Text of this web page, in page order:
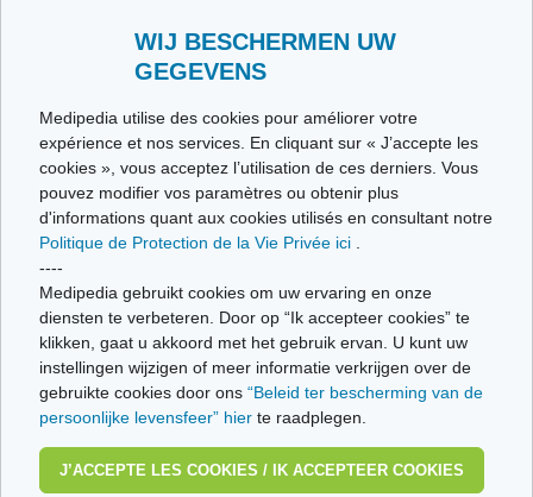
WIJ BESCHERMEN UW
GEGEVENS
Medipedia utilise des cookies pour améliorer votre
expérience et nos services. En cliquant sur « J’accepte les
cookies », vous acceptez l’utilisation de ces derniers. Vous
pouvez modifier vos paramètres ou obtenir plus
d'informations quant aux cookies utilisés en consultant notre
Politique de Protection de la Vie Privée ici
----
Medipedia gebruikt cookies om uw ervaring en onze
diensten te verbeteren. Door op “Ik accepteer cookies” te
klikken, gaat u akkoord met het gebruik ervan. U kunt uw
instellingen wijzigen of meer informatie verkrijgen over de
gebruikte cookies door ons “Beleid ter bescherming van de
persoonlijke levensfeer” hier te raadplegen.
J’ACCEPTE LES COOKIES / IK ACCEPTEER COOKIES
Toutes les thématiques
Ce site respecte les principes de la charte HON Code.
© Vivio sa, 2014-2026 - Tous droits réservés | Avenue Gustave Demeylaan 57 -
1160 Brussels